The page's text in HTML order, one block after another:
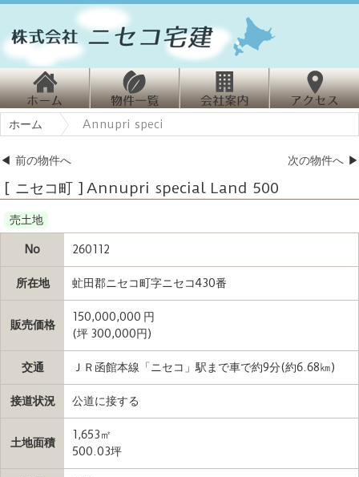
ホ
ーム
物
件情報
会
ホーム Annupri speci
◀ 前の物件へ 次の物件へ ▶
[ ニセコ町 ] Annupri special Land 500
売土地
No 260112
所在地 虻田郡ニセコ町字ニセコ430番
販売価格
150,000,000 円
(坪 300,000円)
交通 ＪＲ函館本線「ニセコ」駅まで車で約9分(約6.68㎞)
接道状況 公道に接する
土地面積
1,653㎡
500.03坪